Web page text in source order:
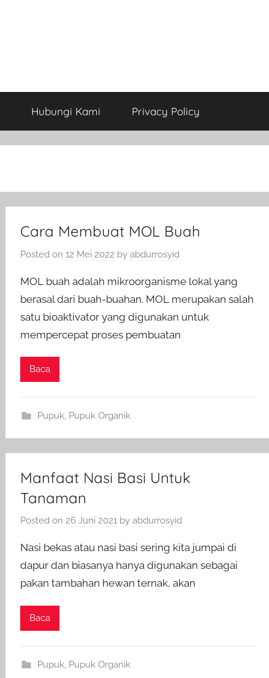
Hubungi Kami Privacy Policy
Cara Membuat MOL Buah
Posted on12 Mei 2022 byabdurrosyid
MOL buah adalah mikroorganisme lokal yang
berasal dari buah-buahan. MOL merupakan salah
satu bioaktivator yang digunakan untuk
mempercepat proses pembuatan
Baca
Pupuk, Pupuk Organik
Manfaat Nasi Basi Untuk
Tanaman
Posted on26 Juni 2021 byabdurrosyid
Nasi bekas atau nasi basi sering kita jumpai di
dapur dan biasanya hanya digunakan sebagai
pakan tambahan hewan ternak, akan
Baca
Pupuk, Pupuk Organik